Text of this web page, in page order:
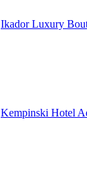
Ikador Luxury
Kempinski Hotel